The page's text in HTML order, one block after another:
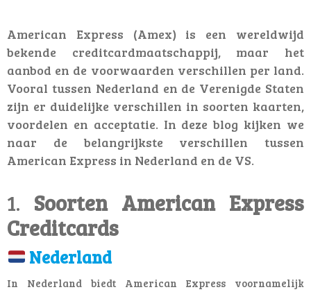
American Express (Amex) is een wereldwijd
bekende creditcardmaatschappij, maar het
aanbod en de voorwaarden verschillen per land.
Vooral tussen Nederland en de Verenigde Staten
zijn er duidelijke verschillen in soorten kaarten,
voordelen en acceptatie. In deze blog kijken we
naar de belangrijkste verschillen tussen
American Express in Nederland en de VS.
1. Soorten American Express
Creditcards
Nederland
In Nederland biedt American Express voornamelijk